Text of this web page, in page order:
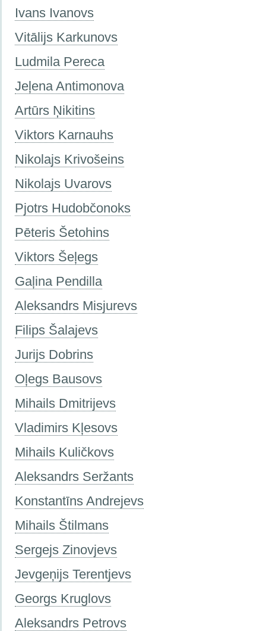
Ivans Ivanovs
Vitālijs Karkunovs
Ludmila Pereca
Jeļena Antimonova
Artūrs Ņikitins
Viktors Karnauhs
Nikolajs Krivošeins
Nikolajs Uvarovs
Pjotrs Hudobčonoks
Pēteris Šetohins
Viktors Šeļegs
Gaļina Pendilla
Aleksandrs Misjurevs
Filips Šalajevs
Jurijs Dobrins
Oļegs Bausovs
Mihails Dmitrijevs
Vladimirs Kļesovs
Mihails Kuličkovs
Aleksandrs Seržants
Konstantīns Andrejevs
Mihails Štilmans
Sergejs Zinovjevs
Jevgeņijs Terentjevs
Georgs Kruglovs
Aleksandrs Petrovs